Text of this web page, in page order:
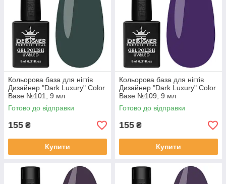
Кольорова база для нігтів
Дизайнер "Dark Luxury" Color
Base №101, 9 мл
Готово до відправки
155 ₴
Купити
Кольорова база для нігтів
Дизайнер "Dark Luxury" Color
Base №109, 9 мл
Готово до відправки
155 ₴
Купити